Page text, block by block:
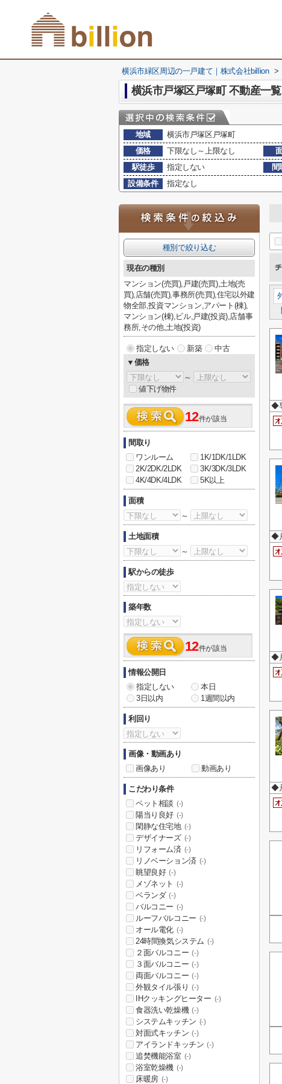
横浜市緑区周辺の一戸建て｜株式会社billion >
横浜市戸塚区戸塚町 不動産一覧
地域
横浜市戸塚区戸塚町
価格
下限なし～上限なし
駅徒歩
指定しない 間
設備条件
指定なし
◆
◆
◆
◆
種別で絞り込む
現在の種別
マンション(売買),戸建(売買),土地(売
買),店舗(売買),事務所(売買),住宅以外建
物全部,投資マンション,アパート(棟),
マンション(棟),ビル,戸建(投資),店舗事
務所,その他,土地(投資)
指定しない 新築
中古
▼価格
～
値下げ物件
12件が該当
間取り
ワンルーム
1K/1DK/1LDK
2K/2DK/2LDK
3K/3DK/3LDK
4K/4DK/4LDK
5K以上
面積
～
土地面積
～
駅からの徒歩
築年数
12件が該当
情報公開日
指定しない
本日
3日以内
1週間以内
利回り
画像・動画あり
画像あり
動画あり
こだわり条件
ペット相談 (-)
陽当り良好 (-)
閑静な住宅地 (-)
デザイナーズ (-)
リフォーム済 (-)
リノベーション済 (-)
眺望良好 (-)
メゾネット (-)
ベランダ (-)
バルコニー (-)
ルーフバルコニー (-)
オール電化 (-)
24時間換気システム (-)
２面バルコニー (-)
３面バルコニー (-)
両面バルコニー (-)
外観タイル張り (-)
IHクッキングヒーター (-)
食器洗い乾燥機 (-)
システムキッチン (-)
対面式キッチン (-)
アイランドキッチン (-)
追焚機能浴室 (-)
浴室乾燥機 (-)
床暖房 (-)